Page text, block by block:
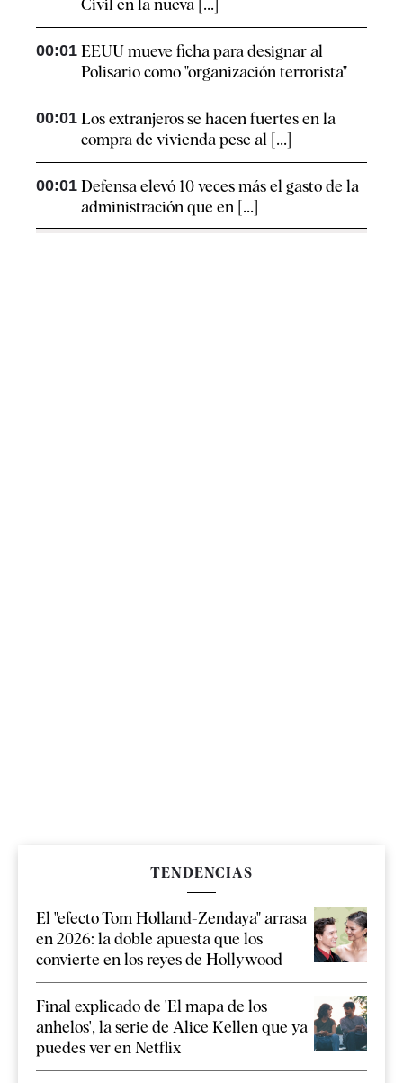
00:01 EEUU mueve ficha para designar al
Polisario como "organización terrorista"
00:01 Los extranjeros se hacen fuertes en la
compra de vivienda pese al [...]
00:01 Defensa elevó 10 veces más el gasto de la
administración que en [...]
TENDENCIAS
El "efecto Tom Holland-Zendaya" arrasa
en 2026: la doble apuesta que los
convierte en los reyes de Hollywood
Final explicado de 'El mapa de los
anhelos', la serie de Alice Kellen que ya
puedes ver en Netflix